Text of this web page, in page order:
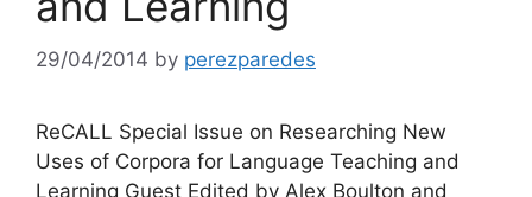
29/04/2014 by perezparedes
ReCALL Special Issue on Researching New
Uses of Corpora for Language Teaching and
Learning Guest Edited by Alex Boulton and